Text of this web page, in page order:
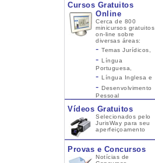
Cursos Gratuitos
Online
Cerca de 800
minicursos gratuitos
on-line sobre
diversas áreas:
- Temas Jurídicos,
- Língua
Portuguesa,
- Língua Inglesa e
- Desenvolvimento
Pessoal
Vídeos Gratuitos
Selecionados pelo
JurisWay para seu
aperfeiçoamento
Provas e Concursos
Notícias de